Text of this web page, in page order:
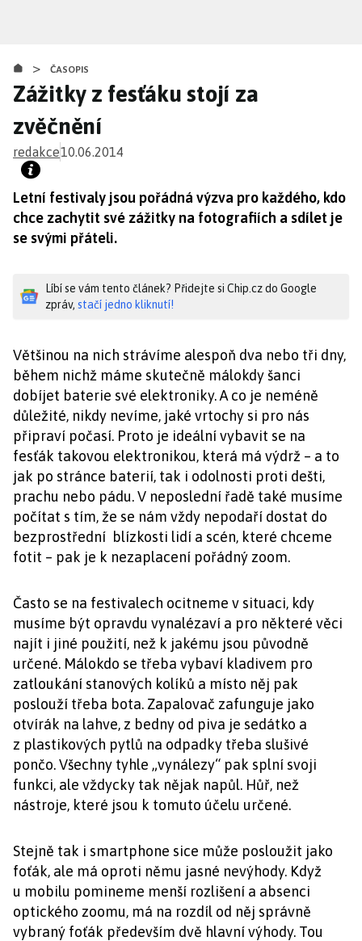
obsahu
> ČASOPIS
Zážitky z fesťáku stojí za
zvěčnění
redakce10.06.2014
Letní festivaly jsou pořádná výzva pro každého, kdo
chce zachytit své zážitky na fotografiích a sdílet je
se svými přáteli.
Líbí se vám tento článek? Přidejte si Chip.cz do Google
zpráv, stačí jedno kliknutí!
Většinou na nich strávíme alespoň dva nebo tři dny,
během nichž máme skutečně málokdy šanci
dobíjet baterie své elektroniky. A co je neméně
důležité, nikdy nevíme, jaké vrtochy si pro nás
připraví počasí. Proto je ideální vybavit se na
fesťák takovou elektronikou, která má výdrž – a to
jak po stránce baterií, tak i odolnosti proti dešti,
prachu nebo pádu. V neposlední řadě také musíme
počítat s tím, že se nám vždy nepodaří dostat do
bezprostřední blízkosti lidí a scén, které chceme
fotit – pak je k nezaplacení pořádný zoom.
Často se na festivalech ocitneme v situaci, kdy
musíme být opravdu vynalézaví a pro některé věci
najít i jiné použití, než k jakému jsou původně
určené. Málokdo se třeba vybaví kladivem pro
zatloukání stanových kolíků a místo něj pak
poslouží třeba bota. Zapalovač zafunguje jako
otvírák na lahve, z bedny od piva je sedátko a
z plastikových pytlů na odpadky třeba slušivé
pončo. Všechny tyhle „vynálezy“ pak splní svoji
funkci, ale vždycky tak nějak napůl. Hůř, než
nástroje, které jsou k tomuto účelu určené.
Stejně tak i smartphone sice může posloužit jako
foťák, ale má oproti němu jasné nevýhody. Když
u mobilu pomineme menší rozlišení a absenci
optického zoomu, má na rozdíl od něj správně
vybraný foťák především dvě hlavní výhody. Tou